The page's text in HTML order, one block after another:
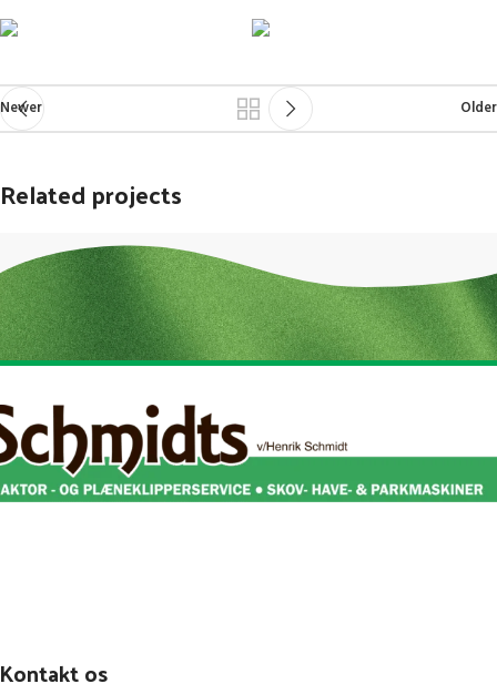
Newer Older
Related projects
Kitchen
Suspendisse quam at vestibulum
Kontakt os